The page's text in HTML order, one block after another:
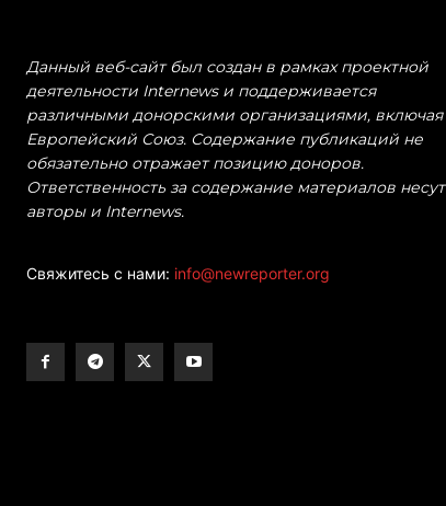
Данный веб-сайт был создан в рамках проектной
деятельности Internews и поддерживается
различными донорскими организациями, включая
Европейский Союз. Содержание публикаций не
обязательно отражает позицию доноров.
Ответственность за содержание материалов несут
авторы и Internews.
Свяжитесь с нами: info@newreporter.org